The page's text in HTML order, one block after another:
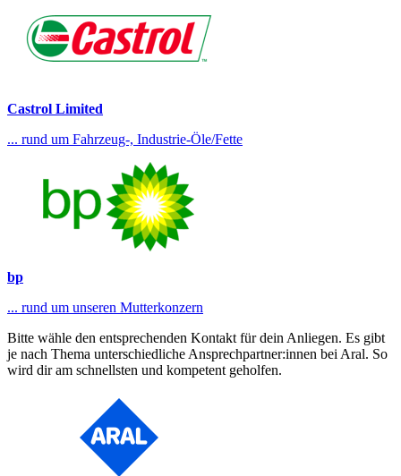
Castrol Limited
... rund um Fahrzeug-, Industrie-Öle/Fette
bp
... rund um unseren Mutterkonzern
Bitte wähle den entsprechenden Kontakt für dein Anliegen. Es gibt
je nach Thema unterschiedliche Ansprechpartner:innen bei Aral. So
wird dir am schnellsten und kompetent geholfen.